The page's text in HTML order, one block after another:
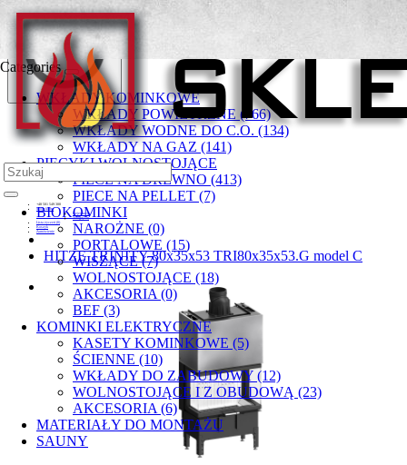
+48 501 549 300
Moje konto
Rejestracja
Zaloguj się
Lista życzeń (0)
Koszyk
Zamówienie
Categories
WKŁADY KOMINKOWE
WKŁADY POWIETRZNE (766)
WKŁADY WODNE DO C.O. (134)
WKŁADY NA GAZ (141)
PIECYKI WOLNOSTOJĄCE
PIECE NA DREWNO (413)
PIECE NA PELLET (7)
BIOKOMINKI
NAROŻNE (0)
PORTALOWE (15)
WISZĄCE (7)
WOLNOSTOJĄCE (18)
AKCESORIA (0)
BEF (3)
KOMINKI ELEKTRYCZNE
KASETY KOMINKOWE (5)
ŚCIENNE (10)
WKŁADY DO ZABUDOWY (12)
WOLNOSTOJĄCE I Z OBUDOWĄ (23)
AKCESORIA (6)
MATERIAŁY DO MONTAŻU
SAUNY
HITZE TRINITY 80x35x53 TRI80x35x53.G model C